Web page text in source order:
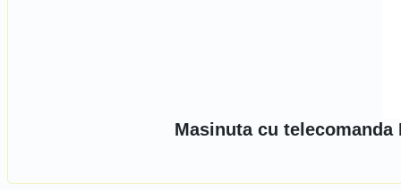
Masinuta cu telecomanda